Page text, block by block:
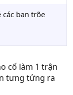
bạn trõe
cố làm 1 trận
tưng tửng ra